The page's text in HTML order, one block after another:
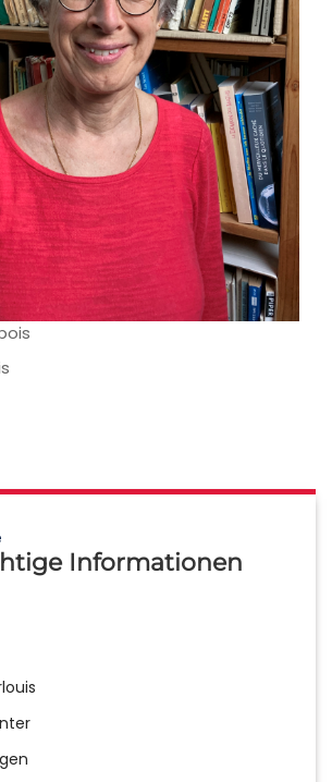
Informationen